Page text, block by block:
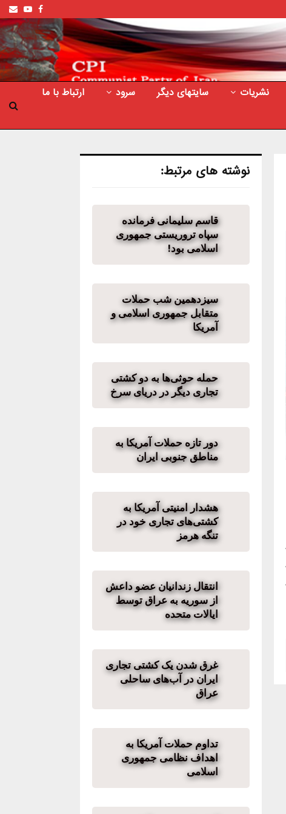
Facebook
نشریات سایتهای دیگر سرود
ارتباط با ما
نوشته های مرتبط:
قاسم سلیمانی فرمانده
سپاه تروریستی جمهوری
اسلامی بود!
سیزدهمین شب حملات
متقابل جمهوری اسلامی و
آمریکا
حمله حوثی‌ها به دو کشتی
تجاری دیگر در دریای سرخ
دور تازه حملات آمریکا به
مناطق جنوبی ایران
هشدار امنیتی آمریکا به
کشتی‌های تجاری خود در
تنگه هرمز
انتقال زندانیان عضو داعش
از سوریه به عراق توسط
ایالات متحده
غرق شدن یک کشتی تجاری
ایران در آب‌های ساحلی
عراق
تداوم حملات آمریکا به
اهداف نظامی جمهوری
اسلامی